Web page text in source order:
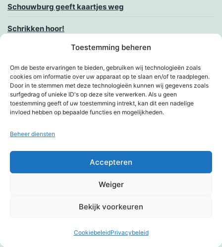
Toestemming beheren
Om de beste ervaringen te bieden, gebruiken wij technologieën zoals
cookies om informatie over uw apparaat op te slaan en/of te raadplegen.
Door in te stemmen met deze technologieën kunnen wij gegevens zoals
surfgedrag of unieke ID's op deze site verwerken. Als u geen
toestemming geeft of uw toestemming intrekt, kan dit een nadelige
invloed hebben op bepaalde functies en mogelijkheden.
Beheer diensten
Accepteren
Weiger
Bekijk voorkeuren
CookiebeleidPrivacybeleid
Schouwburg geeft kaartjes weg
Schrikken hoor!
Sneeuw tijdens de vakantie
Spirituele intelligentie en andere vormen van intelligentie
Sporten voor iedereen
Sportvrijwilliger van het jaar 2018
Stelletje vandalen
Stroomstoring; is me dat wat!
Donkere modus: